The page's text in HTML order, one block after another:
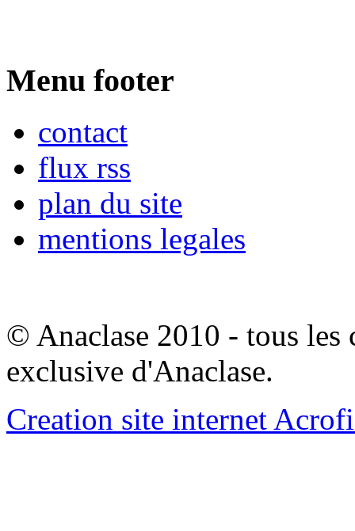
Menu footer
contact
flux rss
plan du site
mentions legales
© Anaclase 2010 - tous les
exclusive d'Anaclase.
Creation site internet